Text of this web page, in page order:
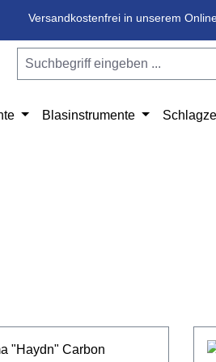
Versandkostenfrei in unserem
Blasinstrumente